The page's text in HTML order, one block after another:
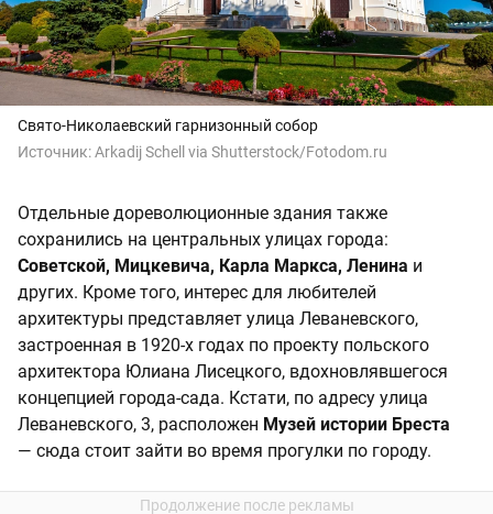
Свято-Николаевский гарнизонный собор
Источник:Arkadij Schell via Shutterstock/Fotodom.ru
Отдельные дореволюционные здания также
сохранились на центральных улицах города:
Советской, Мицкевича, Карла Маркса, Ленина и
других. Кроме того, интерес для любителей
архитектуры представляет улица Леваневского,
застроенная в 1920-х годах по проекту польского
архитектора Юлиана Лисецкого, вдохновлявшегося
концепцией города-сада. Кстати, по адресу улица
Леваневского, 3, расположен Музей истории Бреста
— сюда стоит зайти во время прогулки по городу.